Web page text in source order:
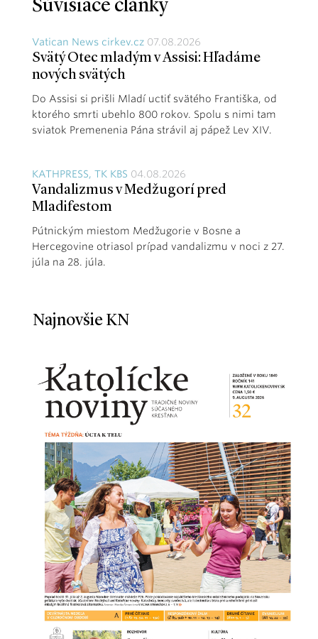
Súvisiace články
Vatican News cirkev.cz 07.08.2026
Svätý Otec mladým v Assisi: Hľadáme
nových svätých
Do Assisi si prišli Mladí uctiť svätého Františka, od
ktorého smrti ubehlo 800 rokov. Spolu s nimi tam
sviatok Premenenia Pána strávil aj pápež Lev XIV.
KATHPRESS, TK KBS 04.08.2026
Vandalizmus v Medžugorí pred
Mladifestom
Pútnickým miestom Medžugorie v Bosne a
Hercegovine otriasol prípad vandalizmu v noci z 27.
júla na 28. júla.
Najnovšie KN